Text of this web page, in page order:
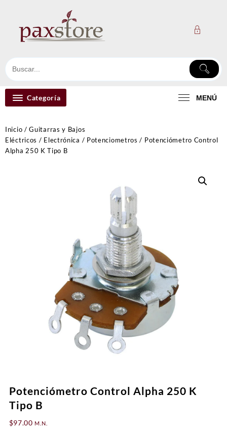
contenido
Categoría MENÚ
Inicio /Guitarras y Bajos
Eléctricos / Electrónica / Potenciometros / Potenciómetro Control
Alpha 250 K Tipo B
Potenciómetro Control Alpha 250 K
Tipo B
$97.00 M.N.